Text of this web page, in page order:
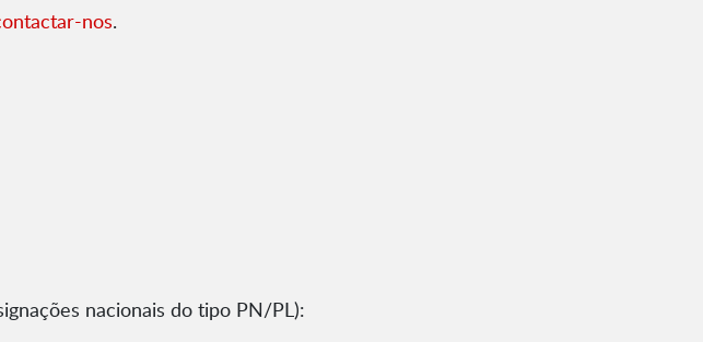
nos.
nacionais do tipo PN/PL):